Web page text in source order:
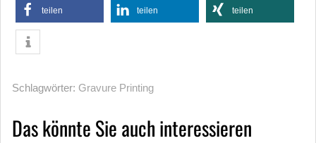
teilen teilen teilen
Schlagwörter: Gravure Printing
Das könnte Sie auch interessieren